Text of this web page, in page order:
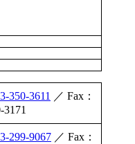
350-3611 ／ Fax：
3171
299-9067 ／ Fax：